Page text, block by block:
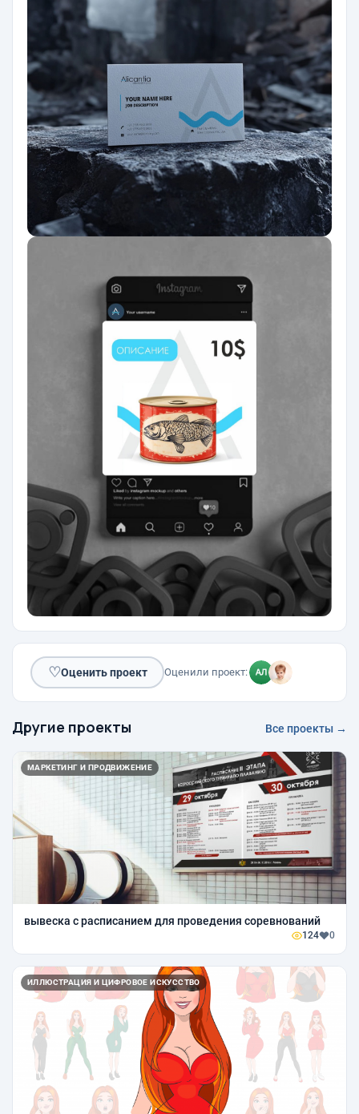
♡Оценить проект Оценили проект:
Другие проекты Все проекты →
МАРКЕТИНГ И ПРОДВИЖЕНИЕ
вывеска с расписанием для проведения соревнований
124 0
ИЛЛЮСТРАЦИЯ И ЦИФРОВОЕ ИСКУССТВО